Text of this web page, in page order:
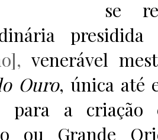
se
venerável
Ouro, única até
para a
ou Grande